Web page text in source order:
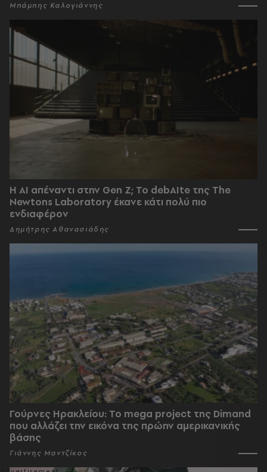
Μπάμπης Καλογιάννης
Η AI απέναντι στην Gen Z; Το debAIte της The
Newtons Laboratory έκανε κάτι πολύ πιο
ενδιαφέρον
Δημήτρης Αθανασιάδης
Γούρνες Ηρακλείου: To mega project της Dimand
που αλλάζει την εικόνα της πρώην αμερικανικής
βάσης
Γιάννης Μαντζίκος